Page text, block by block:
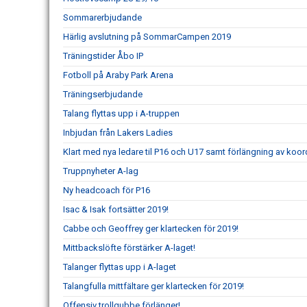
Sommarerbjudande
Härlig avslutning på SommarCampen 2019
Träningstider Åbo IP
Fotboll på Araby Park Arena
Träningserbjudande
Talang flyttas upp i A-truppen
Inbjudan från Lakers Ladies
Klart med nya ledare til P16 och U17 samt förlängning av
Truppnyheter A-lag
Ny headcoach för P16
Isac & Isak fortsätter 2019!
Cabbe och Geoffrey ger klartecken för 2019!
Mittbackslöfte förstärker A-laget!
Talanger flyttas upp i A-laget
Talangfulla mittfältare ger klartecken för 2019!